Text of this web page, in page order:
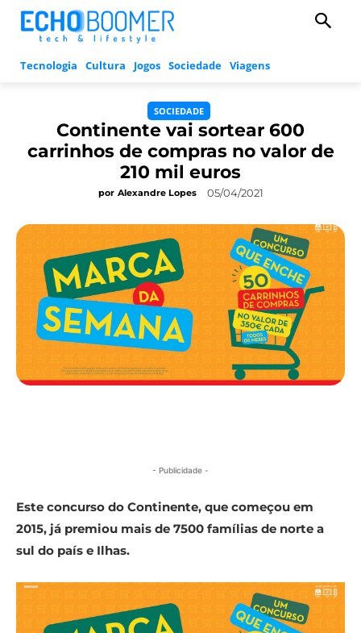
Tecnologia Cultura Jogos Sociedade Viagens
SOCIEDADE
Continente vai sortear 600
carrinhos de compras no valor de
210 mil euros
por Alexandre Lopes 05/04/2021
- Publicidade -
Este concurso do Continente, que começou em
2015, já premiou mais de 7500 famílias de norte a
sul do país e Ilhas.